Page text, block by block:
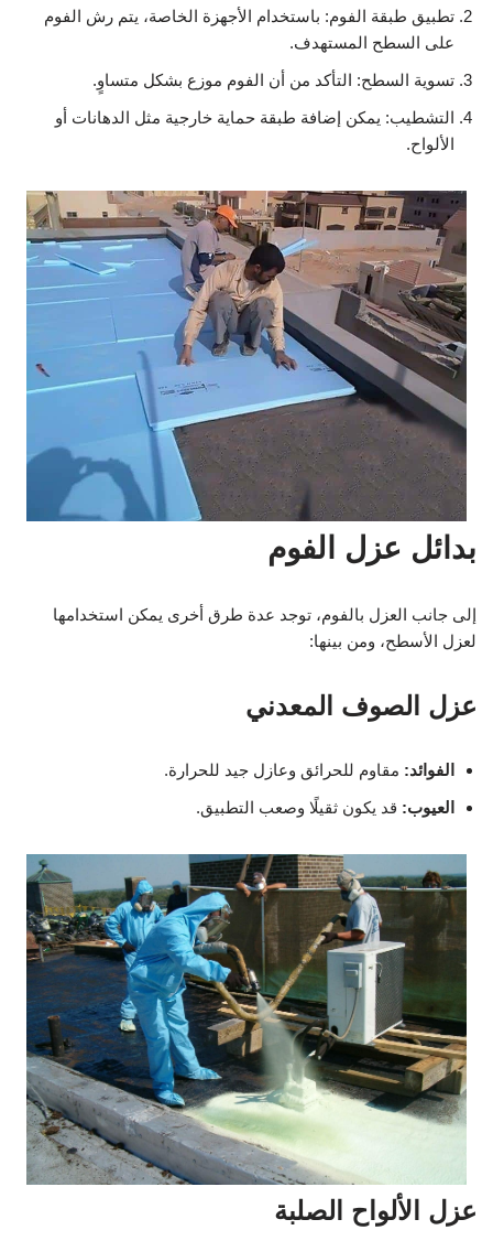
تطبيق طبقة الفوم: باستخدام الأجهزة الخاصة، يتم رش الفوم
على السطح المستهدف.
تسوية السطح: التأكد من أن الفوم موزع بشكل متساوٍ.
التشطيب: يمكن إضافة طبقة حماية خارجية مثل الدهانات أو
الألواح.
بدائل عزل الفوم
إلى جانب العزل بالفوم، توجد عدة طرق أخرى يمكن استخدامها
لعزل الأسطح، ومن بينها:
عزل الصوف المعدني
الفوائد: مقاوم للحرائق وعازل جيد للحرارة.
العيوب: قد يكون ثقيلًا وصعب التطبيق.
عزل الألواح الصلبة